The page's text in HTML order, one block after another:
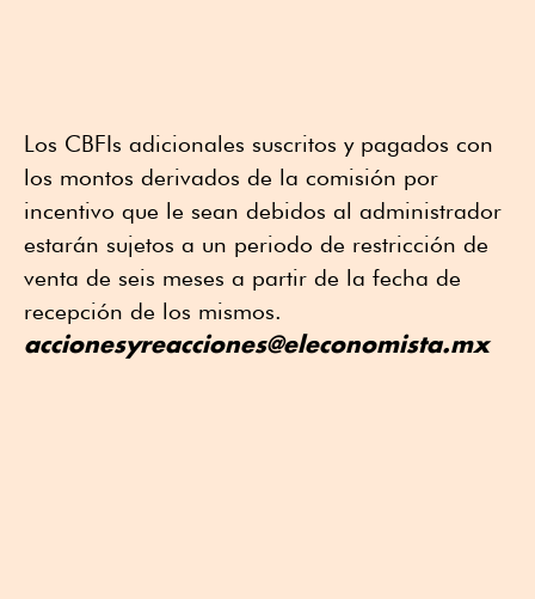
Los CBFIs adicionales suscritos y pagados con
los montos derivados de la comisión por
incentivo que le sean debidos al administrador
estarán sujetos a un periodo de restricción de
venta de seis meses a partir de la fecha de
recepción de los mismos.
accionesyreacciones@eleconomista.mx